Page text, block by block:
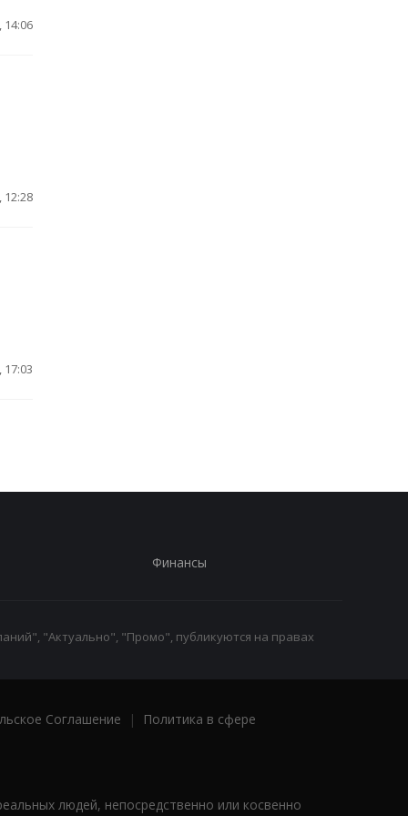
14:06
12:28
Финансы
"Актуально", "Промо", публикуются на правах
Соглашение |
Политика в сфере
людей, непосредственно или косвенно